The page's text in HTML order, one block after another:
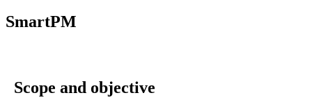
SmartPM
Scope and objective